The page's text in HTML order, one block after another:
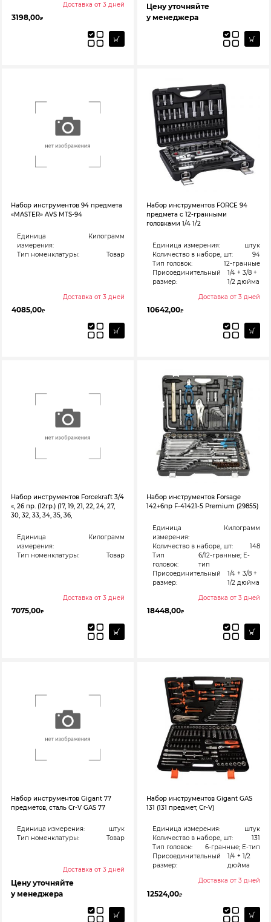
Доставка от 3 дней
3198,00₽
Цену уточняйте
у менеджера
Набор инструментов 94 предмета
«MASTER» AVS MTS-94
Единица
измерения:
Килограмм
Тип номенклатуры: Товар
Доставка от 3 дней
4085,00₽
Набор инструментов FORCE 94
предмета с 12-гранными
головками 1/4 1/2
Единица измерения:
штук
Количество в наборе, шт:
94
Тип головок:
12-гранные
Присоединительный
размер:
1/4 + 3/8 +
1/2 дюйма
Доставка от 3 дней
10642,00₽
Набор инструментов Forcekraft 3/4
«, 26 пр. (12гр.) (17, 19, 21, 22, 24, 27,
30, 32, 33, 34, 35, 36,
Единица
измерения:
Килограмм
Тип номенклатуры: Товар
Доставка от 3 дней
7075,00₽
Набор инструментов Forsage
142+6пр F-41421-5 Premium (29855)
Единица
измерения:
Килограмм
Количество в наборе, шт:
148
Тип
головок:
6/12-гранные; Е-
тип
Присоединительный
размер:
1/4 + 3/8 +
1/2 дюйма
Доставка от 3 дней
18448,00₽
Набор инструментов Gigant 77
предметов, сталь Cr-V GAS 77
Единица измерения:
штук
Тип номенклатуры:
Товар
Доставка от 3 дней
Цену уточняйте
у менеджера
Набор инструментов Gigant GAS
131 (131 предмет, Cr-V)
Единица измерения:
штук
Количество в наборе, шт:
131
Тип головок:
6-гранные; Е-тип
Присоединительный
размер:
1/4 + 1/2
дюйма
Доставка от 3 дней
12524,00₽